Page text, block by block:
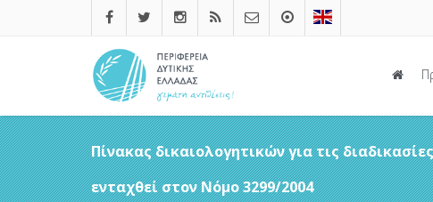
Πίνακας δικαιολογητικών για τις
ενταχθεί στον Νόμο 3299/2004